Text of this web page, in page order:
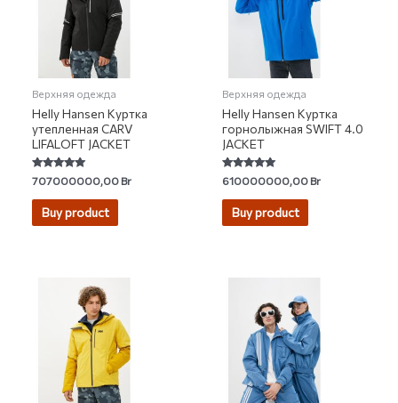
Верхняя одежда
Helly Hansen Куртка
утепленная CARV
LIFALOFT JACKET
Rated
5.00
out of 5
707000000,00Br
Buy product
Верхняя одежда
Helly Hansen Куртка
горнолыжная SWIFT 4.0
JACKET
Rated
4.86
out of 5
610000000,00Br
Buy product